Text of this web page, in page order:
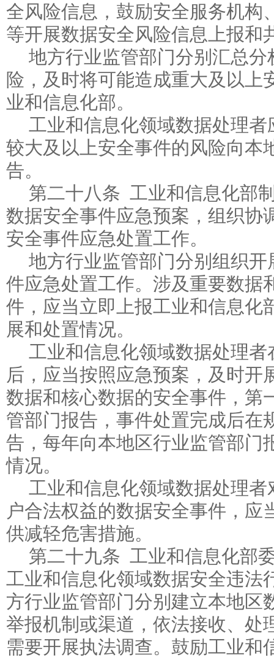
全风险信息，鼓励安全服务机构
等开展数据安全风险信息上报和
地方行业监管部门分别汇总
险，及时将可能造成重大及以上
业和信息化部。
工业和信息化领域数据处理
较大及以上安全事件的风险向本
告。
第二十八条 工业和信息化部
数据安全事件应急预案，组织协
安全事件应急处置工作。
地方行业监管部门分别组织
件应急处置工作。涉及重要数据
件，应当立即上报工业和信息化
展和处置情况。
工业和信息化领域数据处理
后，应当按照应急预案，及时开
数据和核心数据的安全事件，第
管部门报告，事件处置完成后在
告，每年向本地区行业监管部门
情况。
工业和信息化领域数据处理
户合法权益的数据安全事件，应
供减轻危害措施。
第二十九条 工业和信息化部
工业和信息化领域数据安全违法
方行业监管部门分别建立本地区
举报机制或渠道，依法接收、处
需要开展执法调查。鼓励工业和